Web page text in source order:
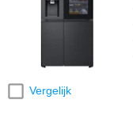
Vergelijk